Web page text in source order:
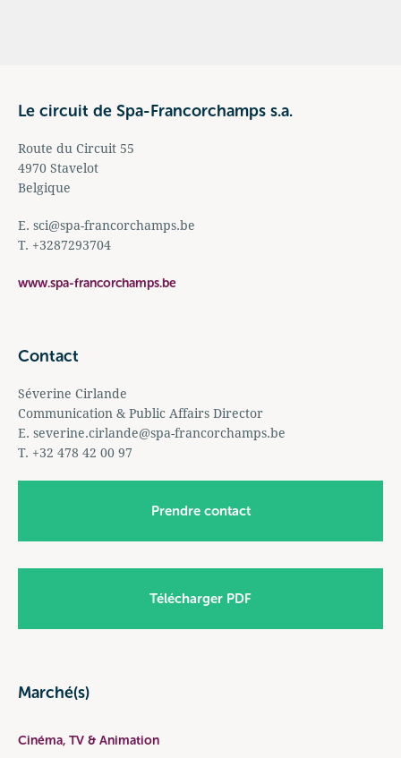
Le circuit de Spa-Francorchamps s.a.
Route du Circuit 55
4970 Stavelot
Belgique
E. sci@spa-francorchamps.be
T. +3287293704
www.spa-francorchamps.be
Contact
Séverine Cirlande
Communication & Public Affairs Director
E. severine.cirlande@spa-francorchamps.be
T. +32 478 42 00 97
Prendre contact
Télécharger PDF
Marché(s)
Cinéma, TV & Animation